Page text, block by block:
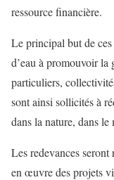
ressource financière.
Le principal but de ces
d’eau à promouvoir la
particuliers,
sont ainsi sollicités à
dans la nature, dans
Les redevances seront
en œuvre des projets